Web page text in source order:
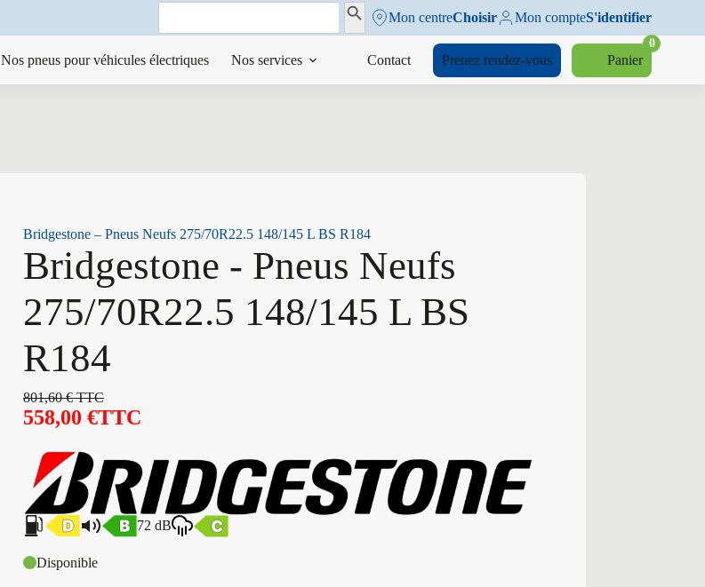
Search
Search ButtonMon centreChoisir Mon compteS'identifier
Nos pneus pour véhicules électriques Nos services Contact Prenez rendez-vous Panier
0
Bridgestone – Pneus Neufs 275/70R22.5 148/145 L BS R184
Bridgestone - Pneus Neufs
275/70R22.5 148/145 L BS
R184
801,60€TTC
558,00€TTC
72 dB
Disponible